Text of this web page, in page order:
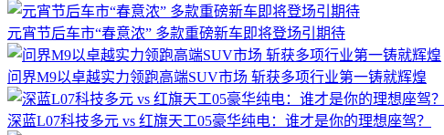
元宵节后车市“春意浓” 多款重磅新车即将登场引期待
问界M9以卓越实力领跑高端SUV市场 斩获多项行业第一铸就辉煌
深蓝L07科技多元 vs 红旗天工05豪华纯电：谁才是你的理想座驾？